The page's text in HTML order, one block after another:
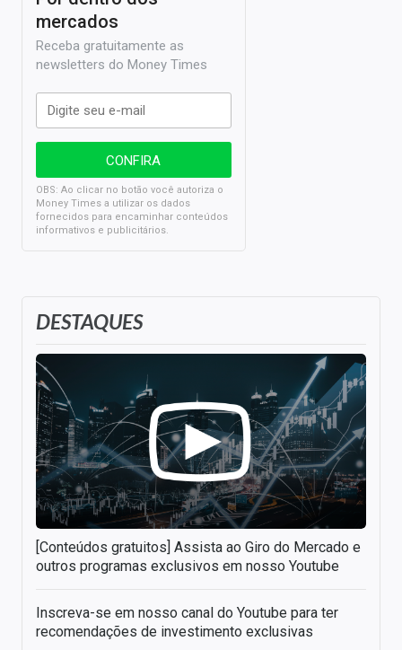
DESTAQUES
[Conteúdos gratuitos] Assista ao Giro do Mercado e
outros programas exclusivos em nosso Youtube
Inscreva-se em nosso canal do Youtube para ter
recomendações de investimento exclusivas
mercados
Receba gratuitamente as
newsletters do Money Times
OBS: Ao clicar no botão você autoriza o
Money Times a utilizar os dados
fornecidos para encaminhar conteúdos
informativos e publicitários.